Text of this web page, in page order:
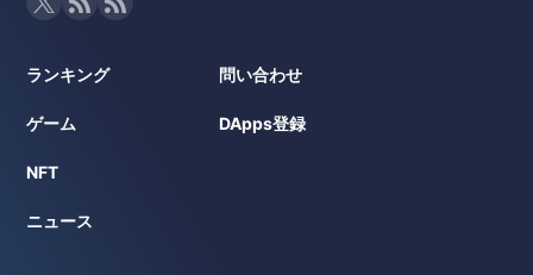
ランキング
ゲーム
NFT
ニュース
問い合わせ
DApps登録